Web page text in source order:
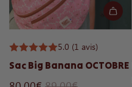
5.0 (1 avis)
Sac Big Banana OCTOBRE